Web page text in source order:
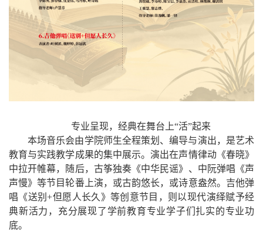
专业呈现，经典在舞台上“活”起来
本场音乐会由学院师生全程策划、编导与演出，是艺术
教育与实践教学成果的集中展示。演出在声情律动《春晓》
中拉开帷幕，随后，古筝独奏《中华民谣》、中阮弹唱《声
声慢》等节目轮番上演，或古韵悠长，或诗意盎然。吉他弹
唱《送别+但愿人长久》等创意节目，则以现代演绎赋予经
典新活力，充分展现了 学前教育专业学子们扎实的专业功
底。